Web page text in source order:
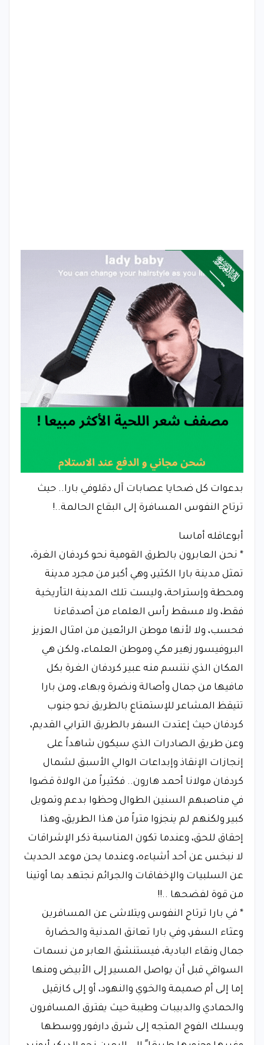
بدعوات كل ضحايا عصابات آل دقلوفي بارا.. حيث
ترتاح النفوس المسافرة إلى البقاع الحالمة..!
أبوعاقله أماسا
* نحن العابرون بالطرق القومية نحو كردفان الغرة،
تمثل مدينة بارا الكثير، وهي أكبر من مجرد مدينة
ومحطة وإستراحة، وليست تلك المدينة التأريخية
فقط، ولا مسقط رأس العلماء من أصدقاءنا
فحسب، ولا لأنها موطن الرائعين من امثال العزيز
البروفيسور زهير مكي وموطن العلماء، ولكن هي
المكان الذي نتنسم منه عبير كردفان الغرة بكل
مافيها من جمال وأصالة ونضرة وبهاء، ومن بارا
تتيقظ المشاعر للإستمتاع بالطريق نحو جنوب
كردفان حيث إعتدت السفر بالطريق الترابي القديم،
وعن طريق الصادرات الذي سيكون شاهداً على
إنجازات الإنقاذ وإبداعات الوالي الأسبق لشمال
كردفان مولانا أحمد هارون.. فكثيراً من الولاة قضوا
في مناصبهم السنين الطوال وحظوا بدعم وتمويل
كبير ولكنهم لم ينجزوا متراً من هذا الطريق، وهذا
إحقاق للحق، وعندما تكون المناسبة ذكر الإشراقات
لا نبخس عن أحد أشياءه، وعندما يحن موعد الحديث
عن السلبيات والإخفاقات والجرائم نجتهد بما أوتينا
من قوة لفضحها ..!!
* في بارا ترتاح النفوس ويتلاشى عن المسافرين
وعثاء السفر، وفي بارا تعانق المدنية والحضارة
جمال ونقاء البادية، فيستنشق العابر من نسمات
السواقي قبل أن يواصل المسير إلى الأبيض ومنها
إما إلى أم صميمة والخوي والنهود، أو إلى كازقيل
والحمادي والدبيبات وطيبة حيث يفترق المسافرون
ويسلك الفوج المتجه إلى شرق دارفور ووسطها